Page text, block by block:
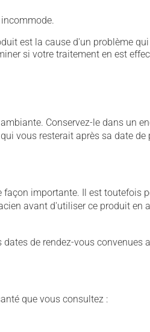
est la cause d'un problème
si votre traitement en est
Conservez-le dans un
vous resterait après sa date de
importante. Il est toutefois
avant d'utiliser ce produit
de rendez-vous convenues
que vous consultez :